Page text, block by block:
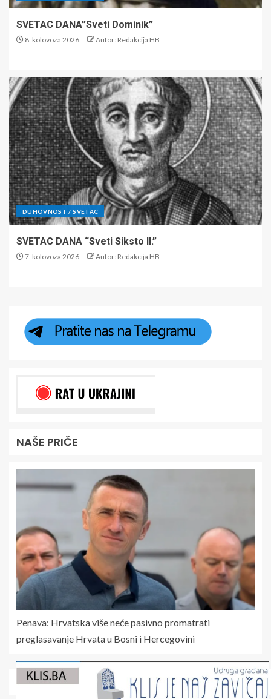
SVETAC DANA”Sveti Dominik”
8. kolovoza 2026. Autor: Redakcija HB
DUHOVNOST / SVETAC
SVETAC DANA “Sveti Siksto II.”
7. kolovoza 2026. Autor: Redakcija HB
NAŠE PRIČE
Penava: Hrvatska više neće pasivno promatrati
preglasavanje Hrvata u Bosni i Hercegovini